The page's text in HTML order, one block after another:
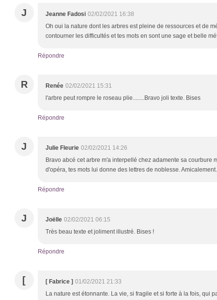
J Jeanne Fadosi 02/02/2021 16:38
Oh oui la nature dont les arbres est pleine de ressources et de
contourner les difficultés et tes mots en sont une sage et belle
Répondre
R Renée 02/02/2021 15:31
l'arbre peut rompre le roseau plie........Bravo joli texte. Bises
Répondre
J Julie Fleurie 02/02/2021 14:26
Bravo abcé cet arbre m'a interpellé chez adamente sa courbure
d'opéra, tes mots lui donne des lettres de noblesse. Amicalement.
Répondre
J Joëlle 02/02/2021 06:15
Très beau texte et joliment illustré. Bises !
Répondre
[ [ Fabrice ] 01/02/2021 21:33
La nature est étonnante. La vie, si fragile et si forte à la fois, qui